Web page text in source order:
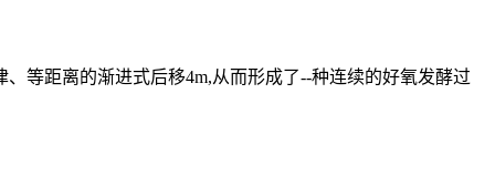
等距离的渐进式后移4m,从而形成了--种连续的好氧发酵过